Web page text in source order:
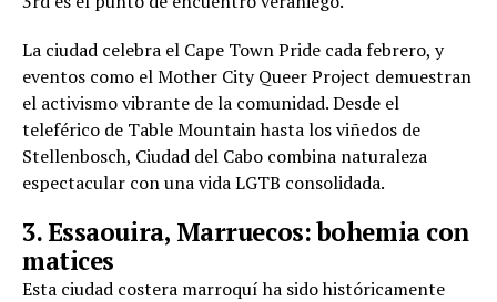
La ciudad celebra el Cape Town Pride cada febrero, y
eventos como el Mother City Queer Project demuestran
el activismo vibrante de la comunidad. Desde el
teleférico de Table Mountain hasta los viñedos de
Stellenbosch, Ciudad del Cabo combina naturaleza
espectacular con una vida LGTB consolidada.
3. Essaouira, Marruecos: bohemia con
matices
Esta ciudad costera marroquí ha sido históricamente